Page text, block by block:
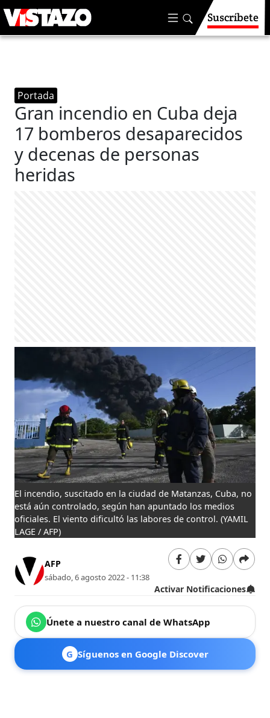
Suscríbete
Portada
Gran incendio en Cuba deja
17 bomberos desaparecidos
y decenas de personas
heridas
El incendio, suscitado en la ciudad de Matanzas, Cuba, no
está aún controlado, según han apuntado los medios
oficiales. El viento dificultó las labores de control. (YAMIL
LAGE / AFP)
AFP
sábado, 6 agosto 2022 - 11:38
Activar Notificaciones
Únete a nuestro canal de WhatsApp
G Síguenos en Google Discover